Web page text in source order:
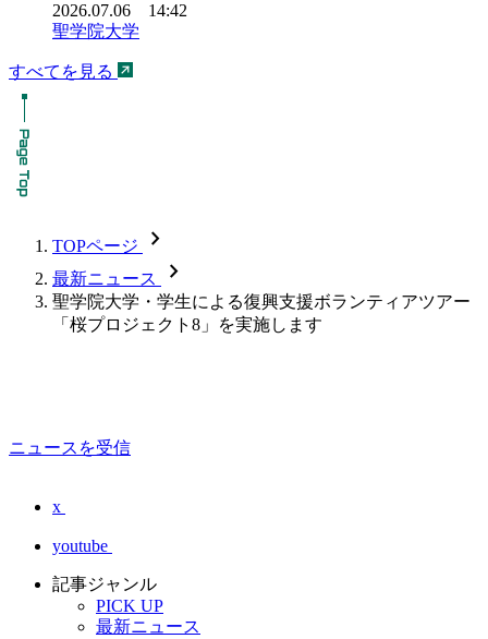
2026.07.06 14:42
聖学院大学
すべてを見る
TOPページ chevron_forward
最新ニュース chevron_forward
聖学院大学・学生による復興支援ボランティアツアー
「桜プロジェクト8」を実施します
ニュースを受信
x
youtube
記事ジャンル
PICK UP
最新ニュース